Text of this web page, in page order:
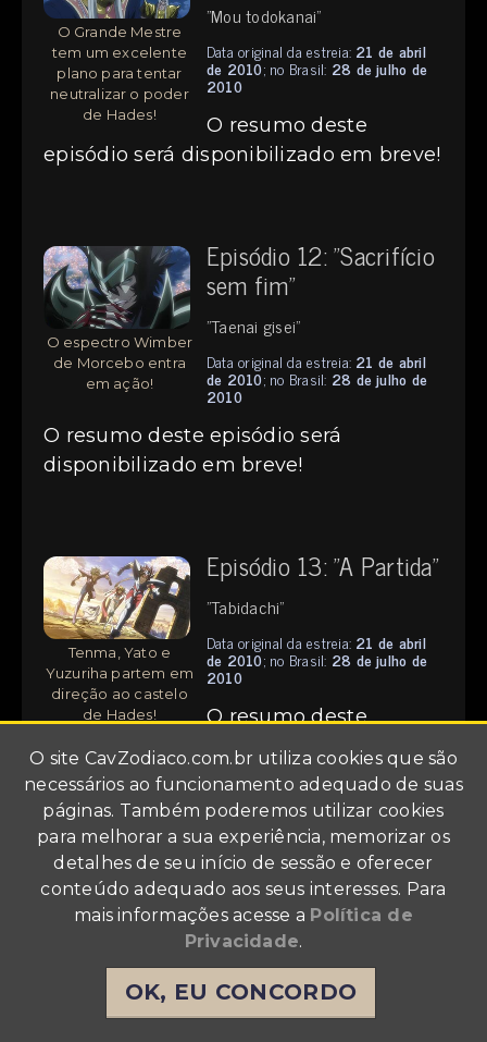
O Grande Mestre
tem um excelente
plano para tentar
neutralizar o poder
de Hades!
"Mou todokanai"
Data original da estreia: 21 de abril
de 2010; no Brasil: 28 de julho de
2010
O resumo deste
episódio será disponibilizado em breve!
O espectro Wimber
de Morcebo entra
em ação!
Episódio 12: "Sacrifício
sem fim"
"Taenai gisei"
Data original da estreia: 21 de abril
de 2010; no Brasil: 28 de julho de
2010
O resumo deste episódio será
disponibilizado em breve!
Tenma, Yato e
Yuzuriha partem em
direção ao castelo
de Hades!
Episódio 13: "A Partida"
"Tabidachi"
Data original da estreia: 21 de abril
de 2010; no Brasil: 28 de julho de
2010
O resumo deste
episódio será disponibilizado em breve!
O espectro Verônica
Episódio 14: "A Floresta
da Morte"
"Shi no mori"
Data original da estreia:
fevereiro de 2011; no Brasil:
julho de 2013
O site CavZodiaco.com.br utiliza cookies que são
necessários ao funcionamento adequado de suas
páginas. Também poderemos utilizar cookies
para melhorar a sua experiência, memorizar os
detalhes de seu início de sessão e oferecer
conteúdo adequado aos seus interesses. Para
mais informações acesse a Política de
Privacidade.
OK, EU CONCORDO